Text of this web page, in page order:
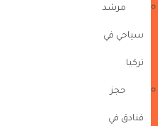
مرشد
سياحي في
تركيا
حجز
فنادق في